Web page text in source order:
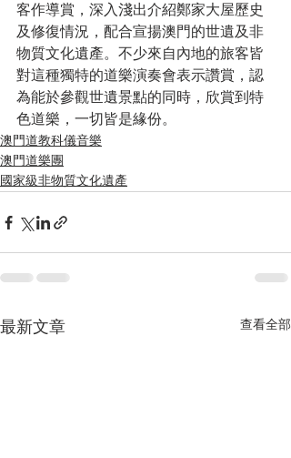
客作導賞，深入淺出介紹鄭家大屋歷史
及修復情況，配合宣揚澳門的世遺及非
物質文化遺產。不少來自內地的旅客皆
對這種獨特的道樂演奏會表示讚賞，認
為能於參觀世遺景點的同時，欣賞到特
色道樂，一切皆是緣份。
澳門道教科儀音樂
澳門道樂團
國家級非物質文化遺產
最新文章 查看全部